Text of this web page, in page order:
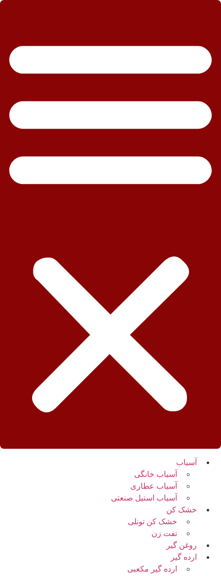
پرش
آسیاب
آسیاب خانگی
آسیاب عطاری
آسیاب استیل صنعتی
خشک کن
خشک کن تونلی
تفت زن
روغن گیر
ارده گیر
ارده گیر مکعبی